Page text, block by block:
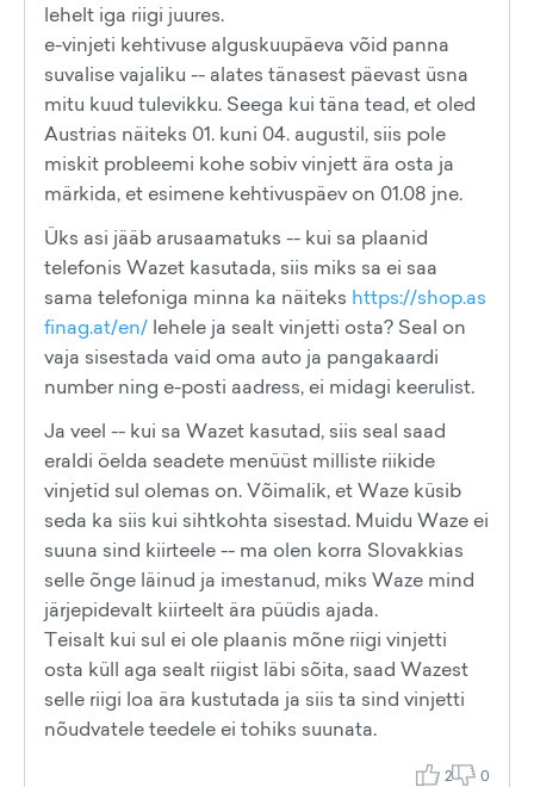
lehelt iga riigi juures.
e-vinjeti kehtivuse alguskuupäeva võid panna
suvalise vajaliku -- alates tänasest päevast üsna
mitu kuud tulevikku. Seega kui täna tead, et oled
Austrias näiteks 01. kuni 04. augustil, siis pole
miskit probleemi kohe sobiv vinjett ära osta ja
märkida, et esimene kehtivuspäev on 01.08 jne.
Üks asi jääb arusaamatuks -- kui sa plaanid
telefonis Wazet kasutada, siis miks sa ei saa
sama telefoniga minna ka näiteks https://shop.as
finag.at/en/ lehele ja sealt vinjetti osta? Seal on
vaja sisestada vaid oma auto ja pangakaardi
number ning e-posti aadress, ei midagi keerulist.
Ja veel -- kui sa Wazet kasutad, siis seal saad
eraldi öelda seadete menüüst milliste riikide
vinjetid sul olemas on. Võimalik, et Waze küsib
seda ka siis kui sihtkohta sisestad. Muidu Waze ei
suuna sind kiirteele -- ma olen korra Slovakkias
selle õnge läinud ja imestanud, miks Waze mind
järjepidevalt kiirteelt ära püüdis ajada.
Teisalt kui sul ei ole plaanis mõne riigi vinjetti
osta küll aga sealt riigist läbi sõita, saad Wazest
selle riigi loa ära kustutada ja siis ta sind vinjetti
nõudvatele teedele ei tohiks suunata.
2 0